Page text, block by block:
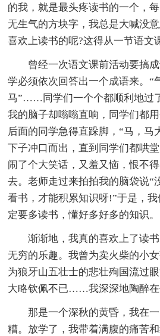
的我，就是最头疼读书的一个，
无生气的方块字，我总是大喊没
喜欢上读书的呢?这得从一节语
曾经一次语文课前活动要搞
学必须依次回答出一个成语来。“
马”……同学们一个个都顺利地过
我的脑子却嗡嗡直响，同学们都
后面的同学急得直跺脚，“马，马
下子冲口而出，直到同学们都哄
闹了个大笑话，又羞又恼，恨不
去。老师走过来拍拍我的脑袋说“
看书，才能积累知识呀!”于是，
定要多读书，懂好多好多的知识。
渐渐地，我真的喜欢上了读
无穷的乐趣。我曾为卖火柴的小
为狼牙山五壮士的悲壮殉国流过
大略钦佩不已……我深深地陶醉在
那是一个深秋的黄昏，我在
糟。放学了，我带着满腹的痛苦